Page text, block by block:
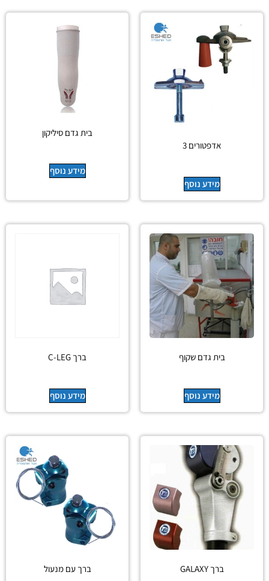
אדפטורים 3
מידע נוסף
בית גדם סיליקון
מידע נוסף
בית גדם שקוף
מידע נוסף
ברך C-LEG
מידע נוסף
ברך GALAXY ברך עם מנעול